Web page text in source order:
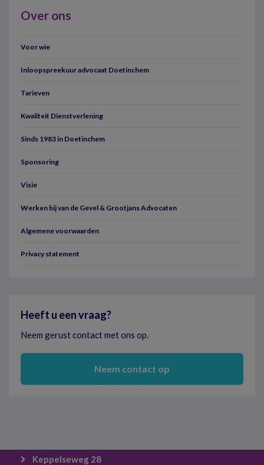
Over ons
Voor wie
Inloopspreekuur advocaat Doetinchem
Tarieven
Kwaliteit Dienstverlening
Sinds 1983 in Doetinchem
Sponsoring
Visie
Werken bij van de Gevel & Grootjans Advocaten
Algemene voorwaarden
Privacy statement
Heeft u een vraag?
Neem gerust contact met ons op.
Neem contact op
Keppelseweg 28